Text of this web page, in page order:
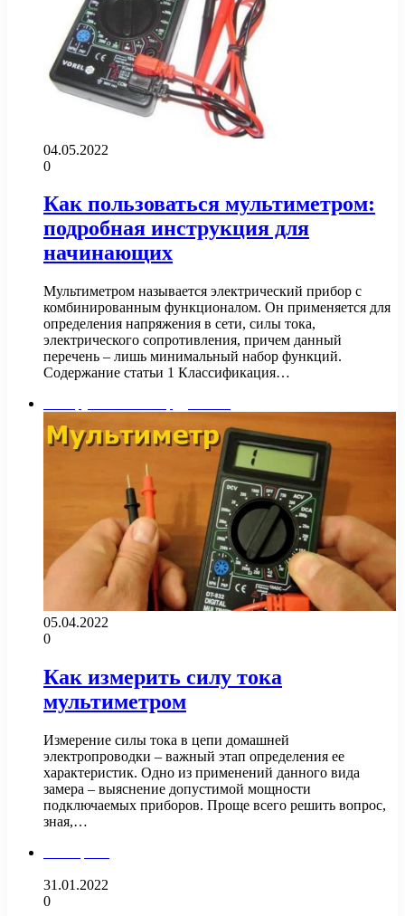
04.05.2022
0
Как пользоваться мультиметром:
подробная инструкция для
начинающих
Мультиметром называется электрический прибор с
комбинированным функционалом. Он применяется для
определения напряжения в сети, силы тока,
электрического сопротивления, причем данный
перечень – лишь минимальный набор функций.
Содержание статьи 1 Классификация…
05.04.2022
0
Как измерить силу тока
мультиметром
Измерение силы тока в цепи домашней
электропроводки – важный этап определения ее
характеристик. Одно из применений данного вида
замера – выяснение допустимой мощности
подключаемых приборов. Проще всего решить вопрос,
зная,…
31.01.2022
0